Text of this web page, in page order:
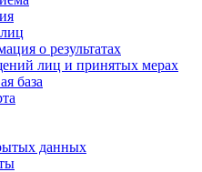
о результатах
лиц и принятых мерах
база
данных